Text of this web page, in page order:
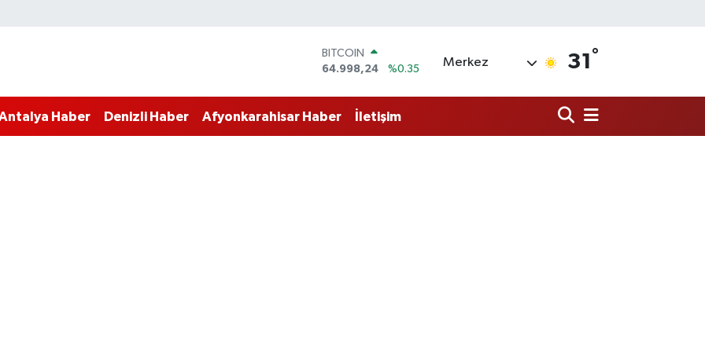
DOLAR
47,7436
%0.18
STERLİN
Merkez 31 °
Haber Denizli Haber Afyonkarahisar Haber İletişim